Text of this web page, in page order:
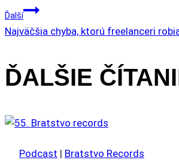
V
Ďalší
Najväčšia chyba, ktorú freelanceri
ĎALŠIE
Podcast | Bratstvo Records